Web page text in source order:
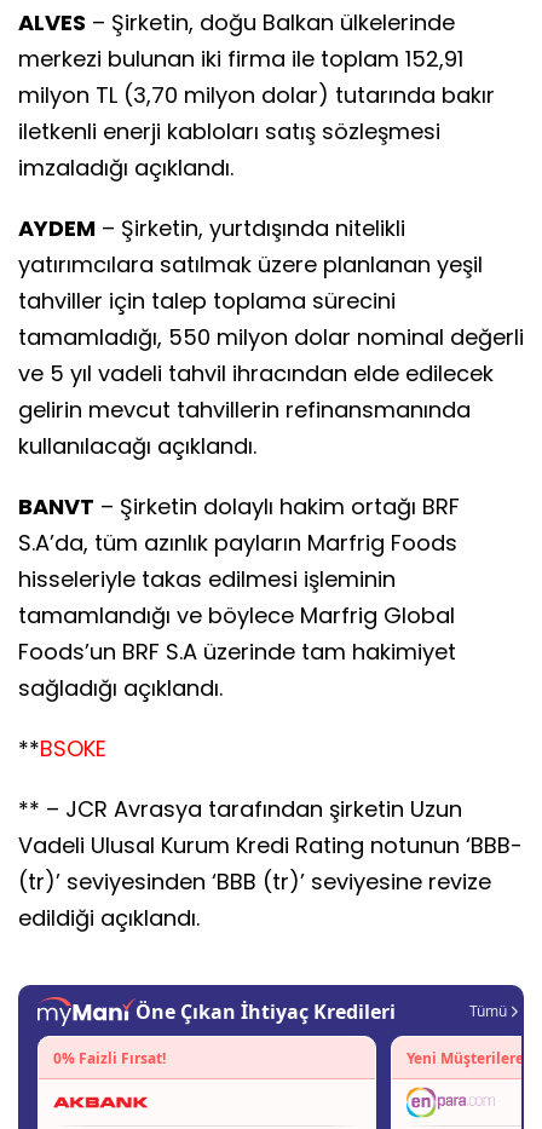
ALVES – Şirketin, doğu Balkan ülkelerinde
merkezi bulunan iki firma ile toplam 152,91
milyon TL (3,70 milyon dolar) tutarında bakır
iletkenli enerji kabloları satış sözleşmesi
imzaladığı açıklandı.
AYDEM – Şirketin, yurtdışında nitelikli
yatırımcılara satılmak üzere planlanan yeşil
tahviller için talep toplama sürecini
tamamladığı, 550 milyon dolar nominal değerli
ve 5 yıl vadeli tahvil ihracından elde edilecek
gelirin mevcut tahvillerin refinansmanında
kullanılacağı açıklandı.
BANVT – Şirketin dolaylı hakim ortağı BRF
S.A’da, tüm azınlık payların Marfrig Foods
hisseleriyle takas edilmesi işleminin
tamamlandığı ve böylece Marfrig Global
Foods’un BRF S.A üzerinde tam hakimiyet
sağladığı açıklandı.
**BSOKE
** – JCR Avrasya tarafından şirketin Uzun
Vadeli Ulusal Kurum Kredi Rating notunun ‘BBB-
(tr)’ seviyesinden ‘BBB (tr)’ seviyesine revize
edildiği açıklandı.